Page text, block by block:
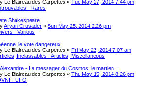
Le Blaireau des Carpettes « Tue May 27, 2014 7:44 pm
- Rares
Shakespeare
Aryan Crusader « Sun May 25, 2014 2:26 pm
- Various
le vote dangereux
Le Blaireau des Carpettes « Fri May 23, 2014 7:07 am
Inclassables - Articles, Miscellaneous
- Le messager du Cosmos, le martien ...
Le Blaireau des Carpettes « Thu May 15, 2014 8:26 pm
- UFO